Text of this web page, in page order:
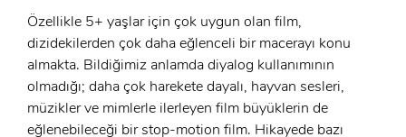
Şifre:
E-Posta:
Şifre:
Özellikle 5+ yaşlar için çok uygun olan film,
dizidekilerden çok daha eğlenceli bir macerayı konu
almakta. Bildiğimiz anlamda diyalog kullanımının
olmadığı; daha çok harekete dayalı, hayvan sesleri,
müzikler ve mimlerle ilerleyen film büyüklerin de
eğlenebileceği bir stop-motion film. Hikayede bazı